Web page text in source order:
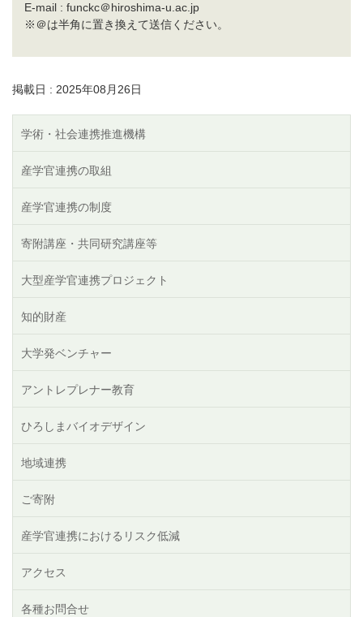
E-mail : funckc＠hiroshima-u.ac.jp
※＠は半角に置き換えて送信ください。
掲載日 : 2025年08月26日
学術・社会連携推進機構
産学官連携の取組
産学官連携の制度
寄附講座・共同研究講座等
大型産学官連携プロジェクト
知的財産
大学発ベンチャー
アントレプレナー教育
ひろしまバイオデザイン
地域連携
ご寄附
産学官連携におけるリスク低減
アクセス
各種お問合せ